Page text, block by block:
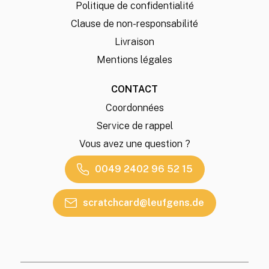
Politique de confidentialité
Clause de non-responsabilité
Livraison
Mentions légales
CONTACT
Coordonnées
Service de rappel
Vous avez une question ?
0049 2402 96 52 15
scratchcard@leufgens.de